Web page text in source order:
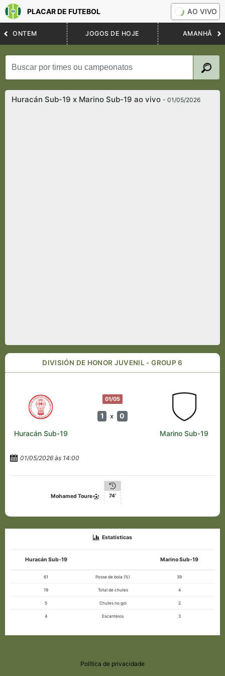
PLACAR DE FUTEBOL AO VIVO
ONTEM JOGOS DE HOJE AMANHÃ
Huracán Sub-19 x Marino Sub-19 ao vivo- 01/05/2026
DIVISIÓN DE HONOR JUVENIL - GROUP 6
01/05
1 x 0
Huracán Sub-19 Marino Sub-19
01/05/2026 às 14:00
Mohamed Toure 74'
Estatísticas
Huracán Sub-19 Marino Sub-19
61 Posse de bola (%) 39
19 Total de chutes 4
5 Chutes no gol 2
4 Escanteios 3
Política de privacidade